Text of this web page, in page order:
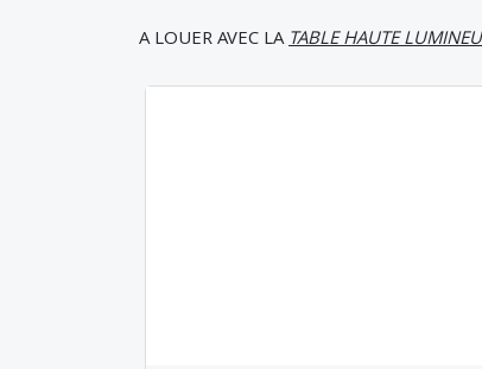
A LOUER AVEC LATABLE HAUTE